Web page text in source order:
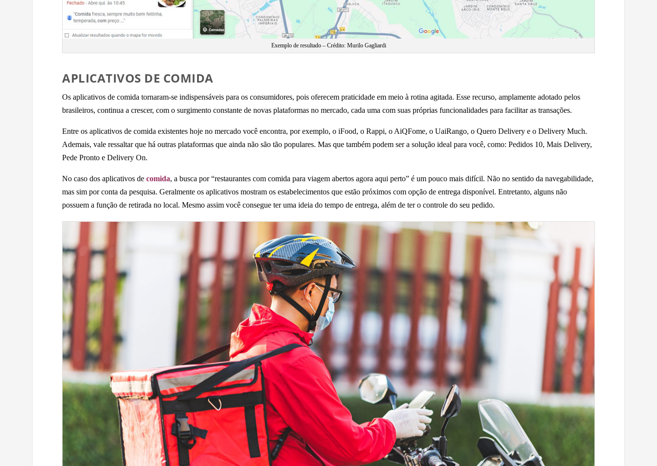
Exemplo de resultado – Crédito: Murilo Gagliardi
APLICATIVOS DE COMIDA
Os aplicativos de comida tornaram-se indispensáveis para os consumidores, pois oferecem praticidade em meio à rotina agitada. Esse recurso, amplamente adotado pelos
brasileiros, continua a crescer, com o surgimento constante de novas plataformas no mercado, cada uma com suas próprias funcionalidades para facilitar as transações.
Entre os aplicativos de comida existentes hoje no mercado você encontra, por exemplo, o iFood, o Rappi, o AiQFome, o UaiRango, o Quero Delivery e o Delivery Much.
Ademais, vale ressaltar que há outras plataformas que ainda não são tão populares. Mas que também podem ser a solução ideal para você, como: Pedidos 10, Mais Delivery,
Pede Pronto e Delivery On.
No caso dos aplicativos decomida, a busca por “restaurantes com comida para viagem abertos agora aqui perto” é um pouco mais difícil. Não no sentido da navegabilidade,
mas sim por conta da pesquisa. Geralmente os aplicativos mostram os estabelecimentos que estão próximos com opção de entrega disponível. Entretanto, alguns não
possuem a função de retirada no local. Mesmo assim você consegue ter uma ideia do tempo de entrega, além de ter o controle do seu pedido.